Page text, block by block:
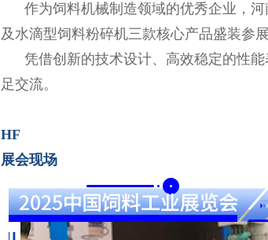
作为饲料机械制造领域的优秀企业，河
及水滴型饲料粉碎机三款核心产品盛装参展
凭借创新的技术设计、高效稳定的性能
足交流。
HF
展会现场